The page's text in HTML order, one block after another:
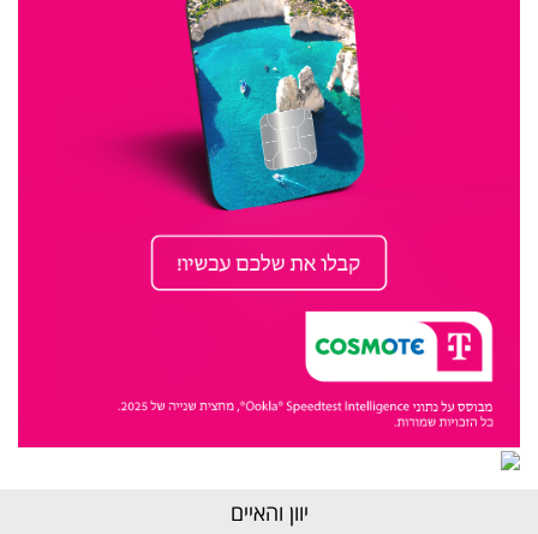
יוון והאיים